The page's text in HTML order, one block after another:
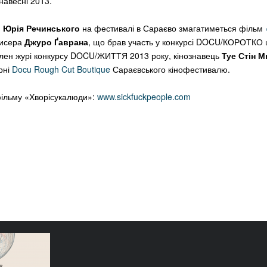
Юрія Речинського на фестивалі в Сараєво змагатиметься фільм
Джуро Ґаврана, що брав участь у конкурсі DOCU/КОРОТКО
журі конкурсу DOCU/ЖИТТЯ 2013 року, кінознавець Туе Стін
Docu Rough Cut Boutique Сараєвського кінофестивалю.
«Хворісукалюди»: www.sickfuckpeople.com
і